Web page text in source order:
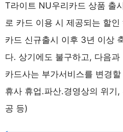
T라이트 NU우리카드 상품 출
로 카드 이용 시 제공되는 할
카드 신규출시 이후 3년 이상
다. 상기에도 불구하고, 다음
카드사는 부가서비스를 변경
휴사 휴업.파산.경영상의 위기
공 등)